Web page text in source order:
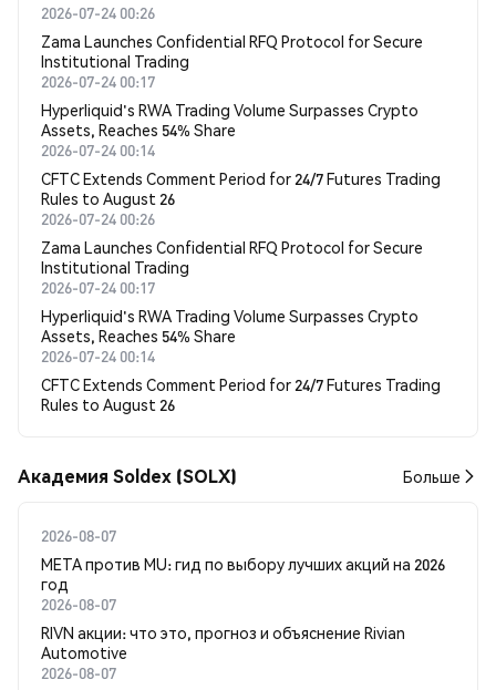
2026-07-24 00:26
Zama Launches Confidential RFQ Protocol for Secure
Institutional Trading
2026-07-24 00:17
Hyperliquid's RWA Trading Volume Surpasses Crypto
Assets, Reaches 54% Share
2026-07-24 00:14
CFTC Extends Comment Period for 24/7 Futures Trading
Rules to August 26
2026-07-24 00:26
Zama Launches Confidential RFQ Protocol for Secure
Institutional Trading
2026-07-24 00:17
Hyperliquid's RWA Trading Volume Surpasses Crypto
Assets, Reaches 54% Share
2026-07-24 00:14
CFTC Extends Comment Period for 24/7 Futures Trading
Rules to August 26
Академия Soldex (SOLX) Больше
2026-08-07
META против MU: гид по выбору лучших акций на 2026
год
2026-08-07
RIVN акции: что это, прогноз и объяснение Rivian
Automotive
2026-08-07